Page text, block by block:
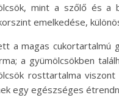
mint a szőlő és a
emelkedése,
a magas cukortartalmú
a gyümölcsökben
rosttartalma
egy egészséges